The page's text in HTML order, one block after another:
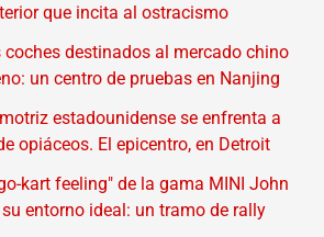
que incita al ostracismo
coches destinados al mercado chino
un centro de pruebas en Nanjing
estadounidense se enfrenta a
opiáceos. El epicentro, en Detroit
kart feeling" de la gama MINI John
entorno ideal: un tramo de rally